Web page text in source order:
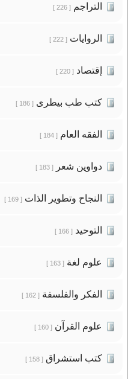
التراجم[ 226 ]
الروايات[ 222 ]
إقتصاد[ 220 ]
كتب طب بيطرى[ 186 ]
الفقه العام[ 184 ]
دواوين شعر[ 183 ]
النجاح وتطوير الذات[ 169 ]
التوحيد[ 166 ]
علوم لغة[ 163 ]
الفكر والفلسفة[ 162 ]
علوم القرآن[ 160 ]
كتب استشراق[ 158 ]